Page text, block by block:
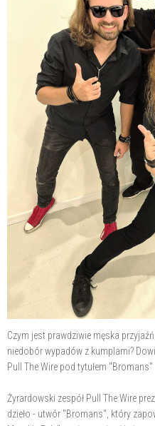
Czym jest prawdziwie męska
niedobór wypadów z kumplami?
Pull The Wire pod tytułem "Bromans"
Żyrardowski zespół Pull The Wire
dzieło - utwór "Bromans", który